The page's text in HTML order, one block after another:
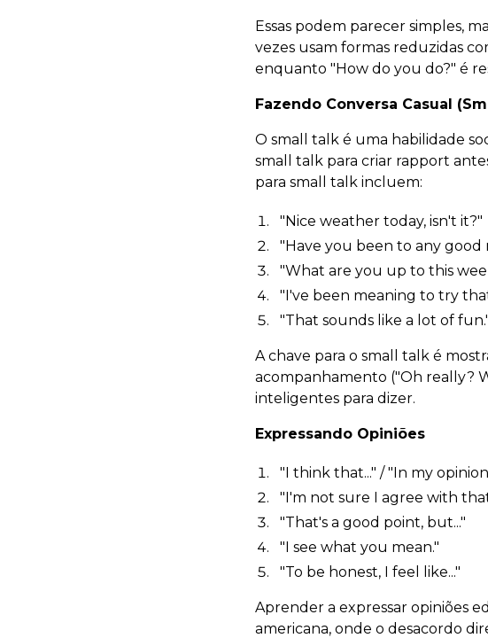
Essas podem parecer simples,
vezes usam formas reduzidas
enquanto "How do you do?" é
Fazendo Conversa Casual
O small talk é uma habilidade
small talk para criar rapport
para small talk incluem:
"Nice weather today, isn't it?"
"Have you been to any
"What are you up to this
"I've been meaning to try
"That sounds like a lot of
A chave para o small talk é
acompanhamento ("Oh really?
inteligentes para dizer.
Expressando Opiniões
"I think that..." / "In my
"I'm not sure I agree with
"That's a good point, but..."
"I see what you mean."
"To be honest, I feel like..."
Aprender a expressar opiniões
americana, onde o desacordo